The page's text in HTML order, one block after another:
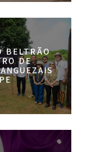
BELTRÃO
DE